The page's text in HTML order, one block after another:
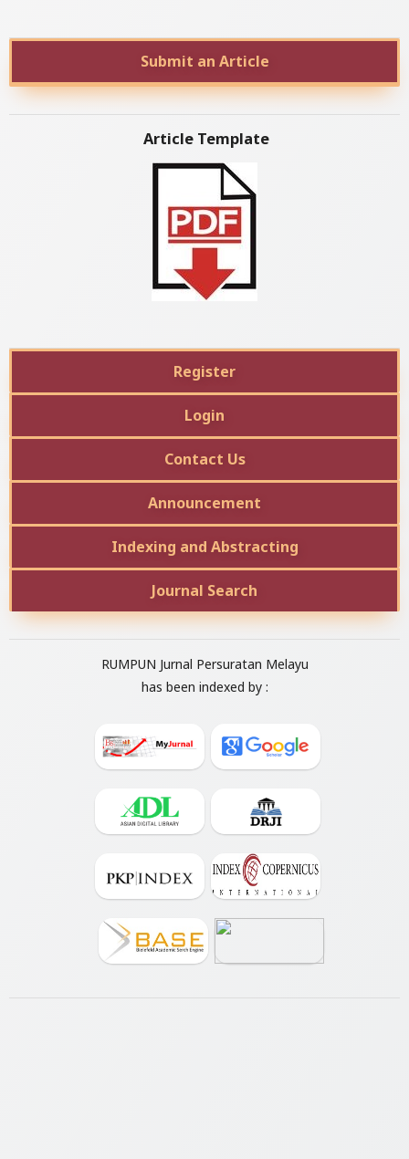
Submit an Article
Article Template
Register
Login
Contact Us
Announcement
Indexing and Abstracting
Journal Search
RUMPUN Jurnal Persuratan Melayu
has been indexed by :